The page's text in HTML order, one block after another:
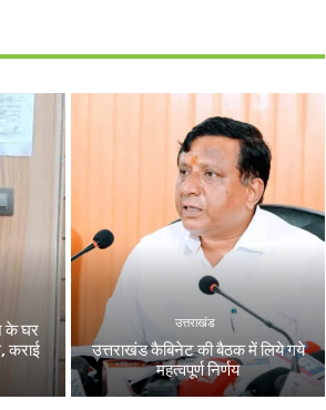
के घर
कराई
उत्तराखंड
उत्तराखंड कैबिनेट की बैठक में लिये गये
महत्वपूर्ण निर्णय